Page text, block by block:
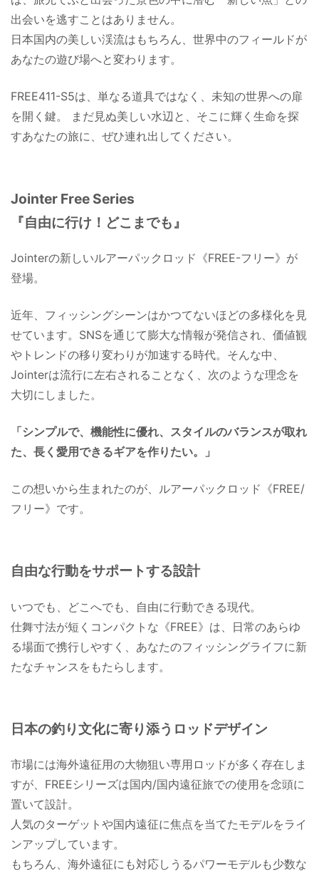
出会いを逃すことはありません。
日本国内の美しい渓流はもちろん、世界中のフィールドが
あなたの遊び場へと変わります。
FREE411-S5は、単なる道具ではなく、未知の世界への扉
を開く鍵。 まだ見ぬ美しい水辺と、そこに輝く生命を探
すあなたの旅に、ぜひ連れ出してください。
Jointer Free Series
『自由に行け！どこまでも』
Jointerの新しいルアーパックロッド《FREE-フリー》が
登場。
近年、フィッシングシーンはかつてないほどの多様化を見
せています。SNSを通じて膨大な情報が発信され、価値観
やトレンドの移り変わりが加速する時代。そんな中、
Jointerは流行に左右されることなく、次のような理念を
大切にしました。
「シンプルで、機能性に優れ、スタイルのバランスが取れ
た、長く愛用できるギアを作りたい。」
この想いから生まれたのが、ルアーパックロッド《FREE/
フリー》です。
自由な行動をサポートする設計
いつでも、どこへでも、自由に行動できる現代。
仕舞寸法が短くコンパクトな《FREE》は、日常のあらゆ
る場面で携行しやすく、あなたのフィッシングライフに新
たなチャンスをもたらします。
日本の釣り文化に寄り添うロッドデザイン
市場には海外遠征用の大物狙い専用ロッドが多く存在しま
すが、FREEシリーズは国内/国内遠征旅での使用を念頭に
置いて設計。
人気のターゲットや国内遠征に焦点を当てたモデルをライ
ンアップしています。
もちろん、海外遠征にも対応しうるパワーモデルも少数な